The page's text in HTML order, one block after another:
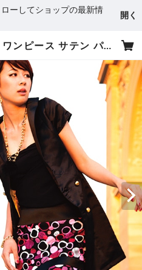
ローしてショップの最新情
開く
【１点物】 ABSURD ワンピース サテン パーティー ドレス ジャケット BLACK アブサード FAKE STAR | absurd